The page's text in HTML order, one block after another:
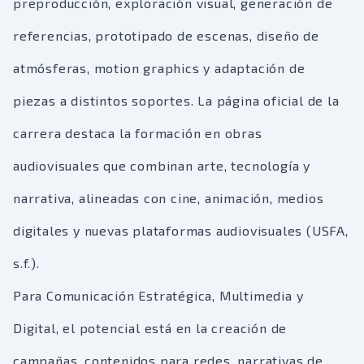
referencias, prototipado de escenas, diseño de
atmósferas, motion graphics y adaptación de
piezas a distintos soportes. La página oficial de la
carrera destaca la formación en obras
audiovisuales que combinan arte, tecnología y
narrativa, alineadas con cine, animación, medios
digitales y nuevas plataformas audiovisuales (USFA,
s.f.).
Para Comunicación Estratégica, Multimedia y
Digital, el potencial está en la creación de
campañas, contenidos para redes, narrativas de